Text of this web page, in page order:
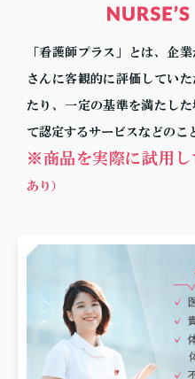
「看護師プラス」とは、企
さんに客観的に評価してい
たり、一定の基準を満たし
て認定するサービスなどのこ
※商品を実際に試用し
あり）